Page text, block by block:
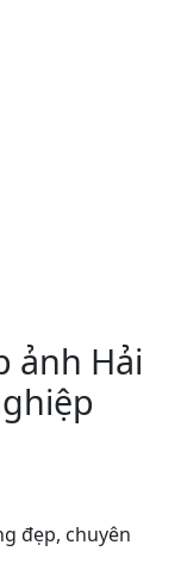
ảnh Hải